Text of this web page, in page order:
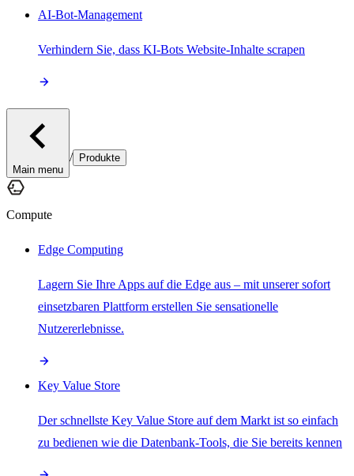
AI-Bot-Management
Verhindern Sie, dass KI-Bots Website-Inhalte scrapen
Main menu
/ Produkte
Compute
Edge Computing
Lagern Sie Ihre Apps auf die Edge aus – mit unserer sofort
einsetzbaren Plattform erstellen Sie sensationelle
Nutzererlebnisse.
Key Value Store
Der schnellste Key Value Store auf dem Markt ist so einfach
zu bedienen wie die Datenbank-Tools, die Sie bereits kennen